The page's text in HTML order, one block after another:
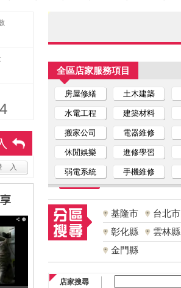
全區店家服務項目
房屋修繕 土木建築
水電工程 建築材料
搬家公司 電器維修
休閒娛樂 進修學習
弱電系統 手機維修
基隆市
台北市
彰化縣
雲林縣
金門縣
店家搜尋